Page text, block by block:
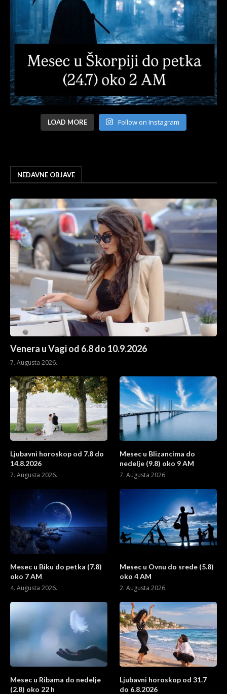
LOAD MORE Follow on Instagram
NEDAVNE OBJAVE
Venera u Vagi od 6.8 do 10.9.2026
7. Augusta 2026.
Ljubavni horoskop od 7.8 do
14.8.2026
7. Augusta 2026.
Mesec u Blizancima do
nedelje (9.8) oko 9 AM
7. Augusta 2026.
Mesec u Biku do petka (7.8)
oko 7 AM
4. Augusta 2026.
Mesec u Ovnu do srede (5.8)
oko 4 AM
2. Augusta 2026.
Mesec u Ribama do nedelje
(2.8) oko 22 h
Ljubavni horoskop od 31.7
do 6.8.2026